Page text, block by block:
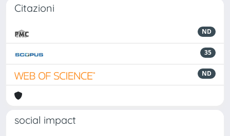
Citazioni
ND
35
ND
social impact